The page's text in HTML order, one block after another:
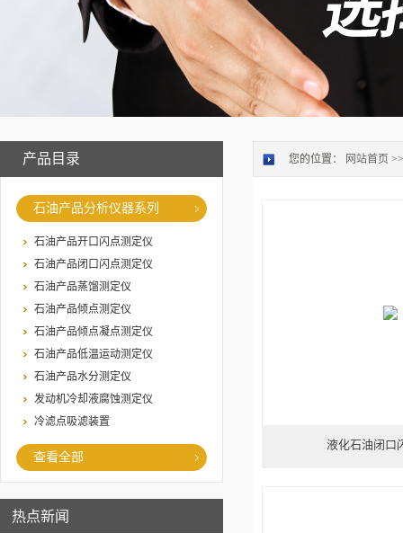
产品目录
石油产品分析仪器系列
石油产品开口闪点测定仪
石油产品闭口闪点测定仪
石油产品蒸馏测定仪
石油产品倾点测定仪
石油产品倾点凝点测定仪
石油产品低温运动测定仪
石油产品水分测定仪
发动机冷却液腐蚀测定仪
冷滤点吸滤装置
查看全部
热点新闻
您的位置： 网站首页
液化石油闭口